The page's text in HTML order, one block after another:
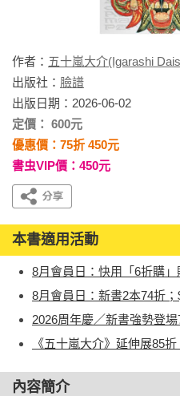
作者： 五十嵐大介(Igarashi
出版社： 臉譜
出版日期：2026-06-02
定價： 600元
優惠價：75折 450元
書虫VIP價：450元
本書適用活動
8月會員日：快用「6折購」
8月會員日：新書2本74折；
2026周年慶／新書強勢登場
《五十嵐大介》延伸展85折
內容簡介